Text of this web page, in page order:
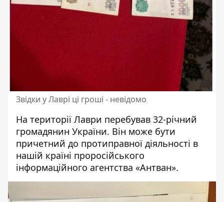
Звідки у Лаврі ці гроші - невідомо
На території Лаври перебував 32-річний
громадянин України. Він може бути
причетний до протиправної діяльності в
нашій країні проросійського
інформаційного агентства «Антван».